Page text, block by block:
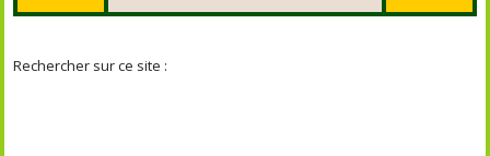
Rechercher sur ce site :